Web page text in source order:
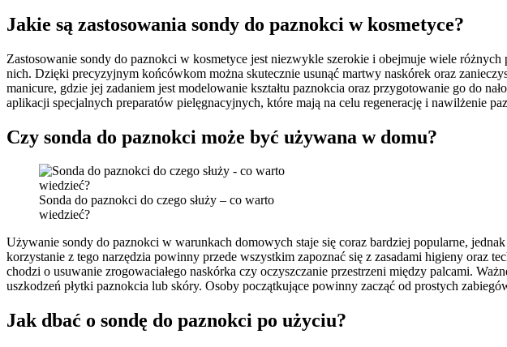
Jakie są zastosowania sondy do paznokci w kosmetyce?
Zastosowanie sondy do paznokci w kosmetyce jest niezwykle szerokie i obejmuje wiele
nich. Dzięki precyzyjnym końcówkom można skutecznie usunąć martwy naskórek oraz
manicure, gdzie jej zadaniem jest modelowanie kształtu paznokcia oraz przygotowanie go do
aplikacji specjalnych preparatów pielęgnacyjnych, które mają na celu regenerację i nawilżenie
Czy sonda do paznokci może być używana w domu?
Sonda do paznokci do czego służy – co warto
wiedzieć?
Używanie sondy do paznokci w warunkach domowych staje się coraz bardziej popularne,
korzystanie z tego narzędzia powinny przede wszystkim zapoznać się z zasadami higieny oraz
chodzi o usuwanie zrogowaciałego naskórka czy oczyszczanie przestrzeni między palcami.
uszkodzeń płytki paznokcia lub skóry. Osoby początkujące powinny zacząć od prostych
Jak dbać o sondę do paznokci po użyciu?